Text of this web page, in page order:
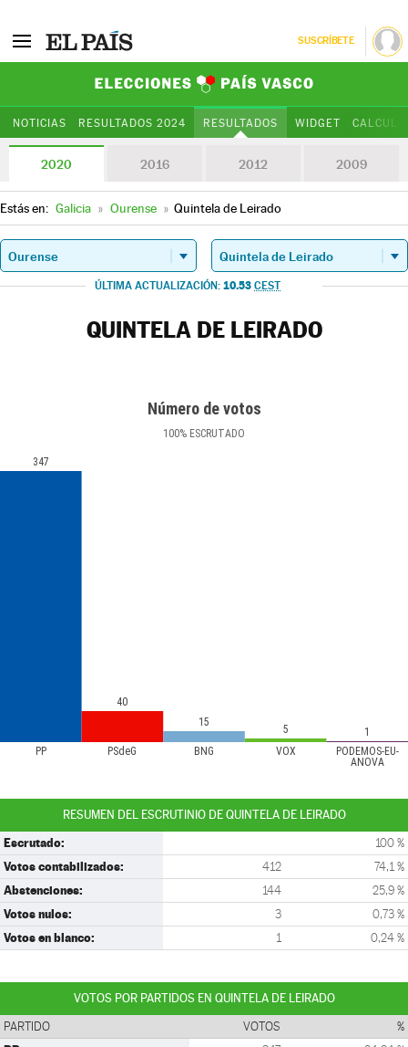
SUSCRÍBETE
NOTICIAS RESULTADOS 2024 RESULTADOS WIDGET
2020 2016 2012 2009
Estás en: Galicia » Ourense » Quintela de Leirado
ÚLTIMA ACTUALIZACIÓN: 10.53 CEST
QUINTELA DE LEIRADO
Número de votos
100% ESCRUTADO
PP PSdeG BNG VOX
PODEMOS-EU-
ANOVA
347
40
15
5 1
RESUMEN DEL ESCRUTINIO DE QUINTELA DE LEIRADO
Escrutado: 100 %
Votos contabilizados: 412 74,1 %
Abstenciones: 144 25,9 %
Votos nulos: 3 0,73 %
Votos en blanco: 1 0,24 %
VOTOS POR PARTIDOS EN QUINTELA DE LEIRADO
PARTIDO VOTOS %